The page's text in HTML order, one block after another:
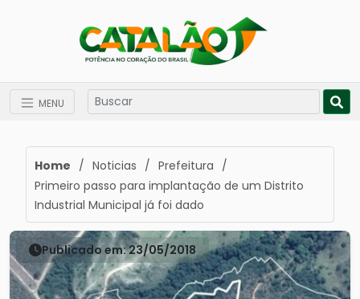
MENU
Home / Noticias / Prefeitura /
Primeiro passo para implantação de um Distrito
Industrial Municipal já foi dado
Publicado em: 23/05/2018